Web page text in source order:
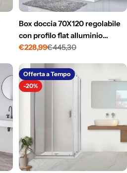
Box doccia 70X120 regolabile
con profilo flat alluminio
cromato cristallo trasparente 6
Prezzo
vendita
€228,99
Prezzo €445,30
Offerta a Tempo
-20%